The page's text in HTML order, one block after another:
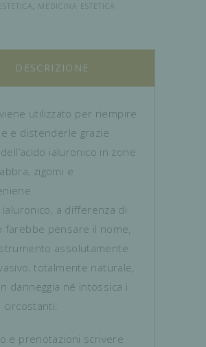
, MEDICINA ESTETICA
DESCRIZIONE
utilizzato per riempire
e distenderle grazie
dell’acido ialuronico in zone
zigomi e
ialuronico, a differenza di
farebbe pensare il nome,
assolutamente
totalmente naturale,
danneggia né intossica i
e prenotazioni scrivere